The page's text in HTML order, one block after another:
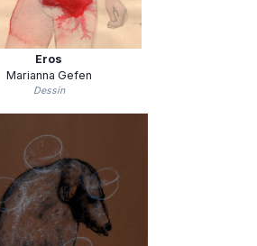
Eros
Marianna Gefen
Dessin